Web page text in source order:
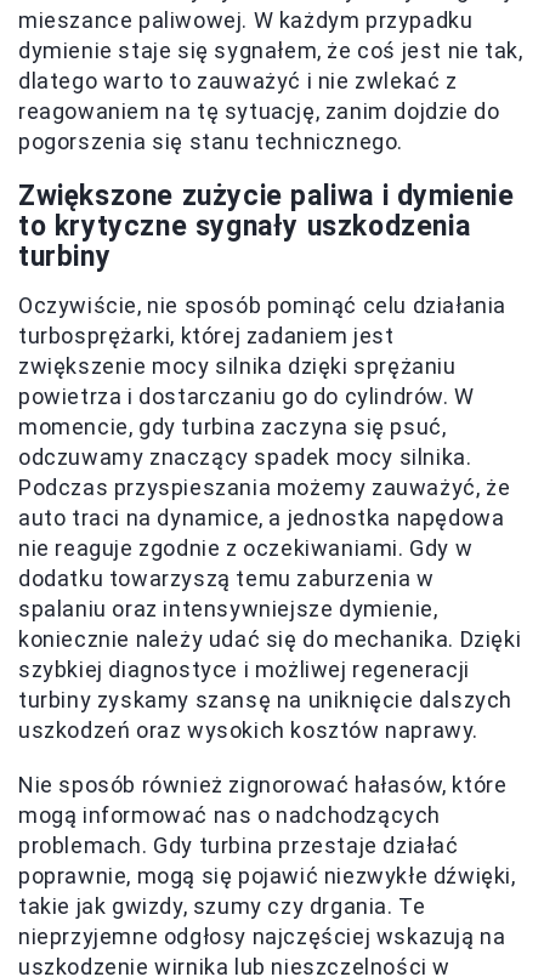
mieszance paliwowej. W każdym przypadku
dymienie staje się sygnałem, że coś jest nie tak,
dlatego warto to zauważyć i nie zwlekać z
reagowaniem na tę sytuację, zanim dojdzie do
pogorszenia się stanu technicznego.
Zwiększone zużycie paliwa i dymienie
to krytyczne sygnały uszkodzenia
turbiny
Oczywiście, nie sposób pominąć celu działania
turbosprężarki, której zadaniem jest
zwiększenie mocy silnika dzięki sprężaniu
powietrza i dostarczaniu go do cylindrów. W
momencie, gdy turbina zaczyna się psuć,
odczuwamy znaczący spadek mocy silnika.
Podczas przyspieszania możemy zauważyć, że
auto traci na dynamice, a jednostka napędowa
nie reaguje zgodnie z oczekiwaniami. Gdy w
dodatku towarzyszą temu zaburzenia w
spalaniu oraz intensywniejsze dymienie,
koniecznie należy udać się do mechanika. Dzięki
szybkiej diagnostyce i możliwej regeneracji
turbiny zyskamy szansę na uniknięcie dalszych
uszkodzeń oraz wysokich kosztów naprawy.
Nie sposób również zignorować hałasów, które
mogą informować nas o nadchodzących
problemach. Gdy turbina przestaje działać
poprawnie, mogą się pojawić niezwykłe dźwięki,
takie jak gwizdy, szumy czy drgania. Te
nieprzyjemne odgłosy najczęściej wskazują na
uszkodzenie wirnika lub nieszczelności w